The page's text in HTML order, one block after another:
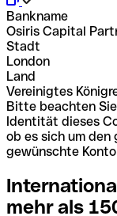
Bankname
Osiris Capital
Stadt
London
Land
Vereinigtes
Bitte beachten
Identität dieses
ob es sich um den
gewünschte
mehr als